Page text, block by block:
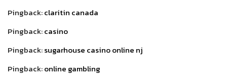
Pingback:claritin canada
Pingback:casino
Pingback:sugarhouse casino online nj
Pingback:online gambling